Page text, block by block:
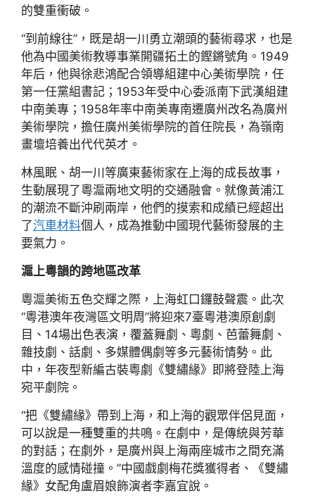
的雙重衝破。
“到前線往”，既是胡一川勇立潮頭的藝術尋求，也是
他為中國美術教導事業開疆拓土的鏗鏘號角。1949
年后，他與徐悲鴻配合領導組建中心美術學院，任
第一任黨組書記；1953年受中心委派南下武漢組建
中南美專；1958年率中南美專南遷廣州改名為廣州
美術學院，擔任廣州美術學院的首任院長，為嶺南
畫壇培養出代代英才。
林風眠、胡一川等廣東藝術家在上海的成長故事，
生動展現了粵滬兩地文明的交通融會。就像黃浦江
的潮流不斷沖刷兩岸，他們的摸索和成績已經超出
了汽車材料個人，成為推動中國現代藝術發展的主
要氣力。
滬上粵韻的跨地區改革
粵滬美術五色交輝之際，上海虹口鑼鼓聲震。此次
“粵港澳年夜灣區文明周”將迎來7臺粵港澳原創劇
目、14場出色表演，覆蓋舞劇、粵劇、芭蕾舞劇、
雜技劇、話劇、多媒體偶劇等多元藝術情勢。此
中，年夜型新編古裝粵劇《雙繡緣》即將登陸上海
宛平劇院。
“把《雙繡緣》帶到上海，和上海的觀眾伴侶見面，
可以說是一種雙重的共鳴。在劇中，是傳統與芳華
的對話；在劇外，是廣州與上海兩座城市之間充滿
溫度的感情碰撞。”中國戲劇梅花獎獲得者、《雙繡
緣》女配角盧眉娘飾演者李嘉宜說。